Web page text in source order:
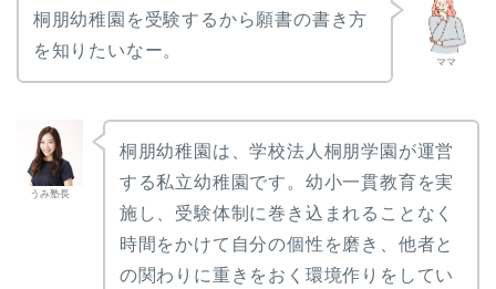
ママ
桐朋幼稚園を受験するから願書の書き方
を知りたいなー。
うみ塾長
桐朋幼稚園は、学校法人桐朋学園が運営
する私立幼稚園です。幼小一貫教育を実
施し、受験体制に巻き込まれることなく
時間をかけて自分の個性を磨き、他者と
の関わりに重きをおく環境作りをしてい
玉川学園幼稚部
枝光学園幼稚園
東京都市大学二子幼稚園
明徳幼稚園
国本幼稚園
若葉会幼稚園
聖セシリア幼稚園